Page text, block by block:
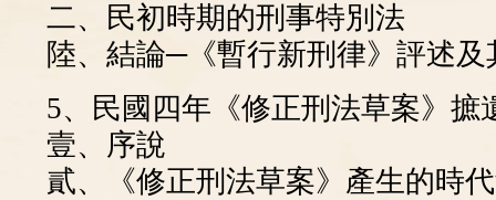
二、民初時期的刑事特別法
陸、結論─《暫行新刑律》評述及
5、民國四年《修正刑法草案》摭
壹、序說
貳、《修正刑法草案》產生的時